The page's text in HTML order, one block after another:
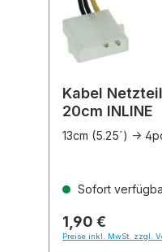
Kabel
20cm INLINE
13cm
Sofort
1,90 €
Preise inkl. MwSt. zzgl.